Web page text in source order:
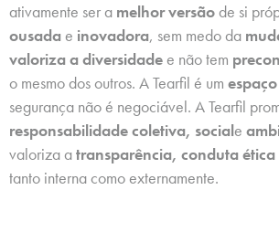
ativamente ser a melhor versãode si
ousadae inovadora, sem medo da
valoriza a diversidadee não tem
o mesmo dos outros. A Tearfil é um
segurança não é negociável. A Tearfil
responsabilidade coletiva, sociale
valoriza atransparência, conduta ética
tanto interna como externamente.